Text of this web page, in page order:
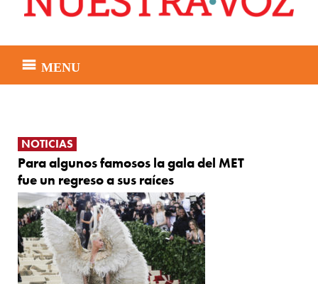
MENU
NOTICIAS
Para algunos famosos la gala del MET
fue un regreso a sus raíces